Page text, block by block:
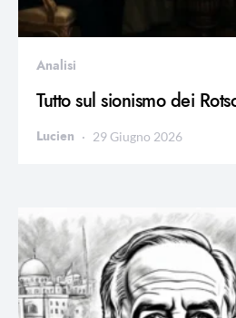
Analisi
Tutto sul sionismo dei
Lucien 29 Giugno 2026